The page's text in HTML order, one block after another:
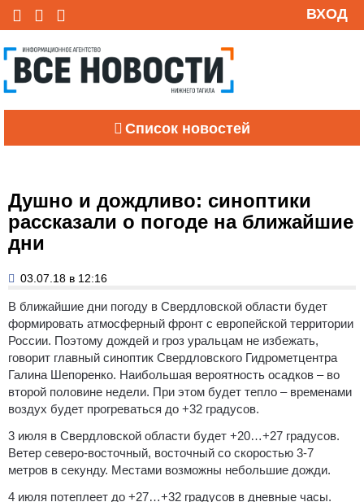
ВХОД
Список новостей
Душно и дождливо: синоптики
рассказали о погоде на ближайшие
дни
03.07.18 в 12:16
В ближайшие дни погоду в Свердловской области будет
формировать атмосферный фронт с европейской территории
России. Поэтому дождей и гроз уральцам не избежать,
говорит главный синоптик Свердловского Гидрометцентра
Галина Шепоренко. Наибольшая вероятность осадков – во
второй половине недели. При этом будет тепло – временами
воздух будет прогреваться до +32 градусов.
3 июля в Свердловской области будет +20…+27 градусов.
Ветер северо-восточный, восточный со скоростью 3-7
метров в секунду. Местами возможны небольшие дожди.
4 июля потеплеет до +27…+32 градусов в дневные часы.